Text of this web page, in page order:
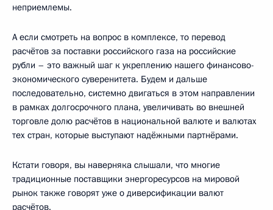
неприемлемы.
А если смотреть на вопрос в комплексе, то перевод
расчётов за поставки российского газа на российские
рубли – это важный шаг к укреплению нашего финансово-
экономического суверенитета. Будем и дальше
последовательно, системно двигаться в этом направлении
в рамках долгосрочного плана, увеличивать во внешней
торговле долю расчётов в национальной валюте и валютах
тех стран, которые выступают надёжными партнёрами.
Кстати говоря, вы наверняка слышали, что многие
традиционные поставщики энергоресурсов на мировой
рынок также говорят уже о диверсификации валют
расчётов.